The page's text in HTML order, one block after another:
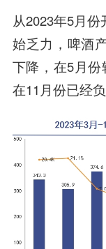
从2023年5月
始乏力，啤酒
下降，在5月份
在11月份已经负